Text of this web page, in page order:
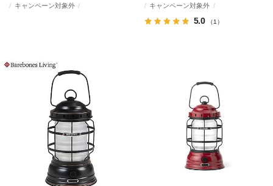
キャンペーン対象外 キャンペーン対象外
5.0 （1）